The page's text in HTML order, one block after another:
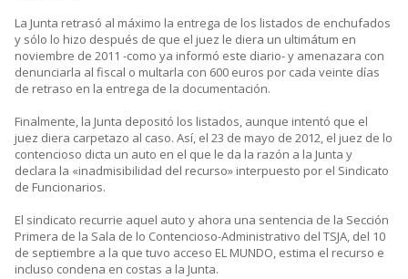
La Junta retrasó al máximo la entrega de los listados de enchufados
y sólo lo hizo después de que el juez le diera un ultimátum en
noviembre de 2011 -como ya informó este diario- y amenazara con
denunciarla al fiscal o multarla con 600 euros por cada veinte días
de retraso en la entrega de la documentación.
Finalmente, la Junta depositó los listados, aunque intentó que el
juez diera carpetazo al caso. Así, el 23 de mayo de 2012, el juez de lo
contencioso dicta un auto en el que le da la razón a la Junta y
declara la «inadmisibilidad del recurso» interpuesto por el Sindicato
de Funcionarios.
El sindicato recurrie aquel auto y ahora una sentencia de la Sección
Primera de la Sala de lo Contencioso-Administrativo del TSJA, del 10
de septiembre a la que tuvo acceso EL MUNDO, estima el recurso e
incluso condena en costas a la Junta.